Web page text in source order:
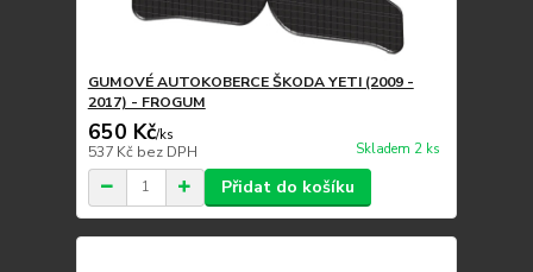
GUMOVÉ AUTOKOBERCE ŠKODA YETI (2009 -
2017) - FROGUM
650 Kč/ks
537 Kč bez DPH Skladem 2 ks
Přidat do košíku